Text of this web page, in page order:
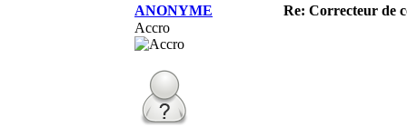
ANONYME
Re: Correcteur de
Accro